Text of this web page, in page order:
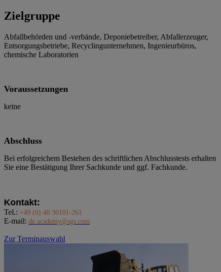
Zielgruppe
Abfallbehörden und -verbände, Deponiebetreiber, Abfallerzeuger,
Entsorgungsbetriebe, Recyclingunternehmen, Ingenieurbüros,
chemische Laboratorien
Voraussetzungen
keine
Abschluss
Bei erfolgreichem Bestehen des schriftlichen Abschlusstests erhalten
Sie eine Bestätigung Ihrer Sachkunde und ggf. Fachkunde.
Kontakt:
Tel.: +49 (0) 40 30101-261
E-mail: de.academy@sgs.com
Zur Terminauswahl